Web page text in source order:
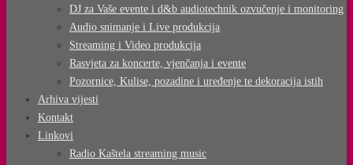
DJ za Vaše evente i d&b audiotechnik ozvučenje i monitoring
Audio snimanje i Live produkcija
Streaming i Video produkcija
Rasvjeta za koncerte, vjenčanja i evente
Pozornice, Kulise, pozadine i uređenje te dekoracija istih
Arhiva vijesti
Kontakt
Linkovi
Radio Kaštela streaming music